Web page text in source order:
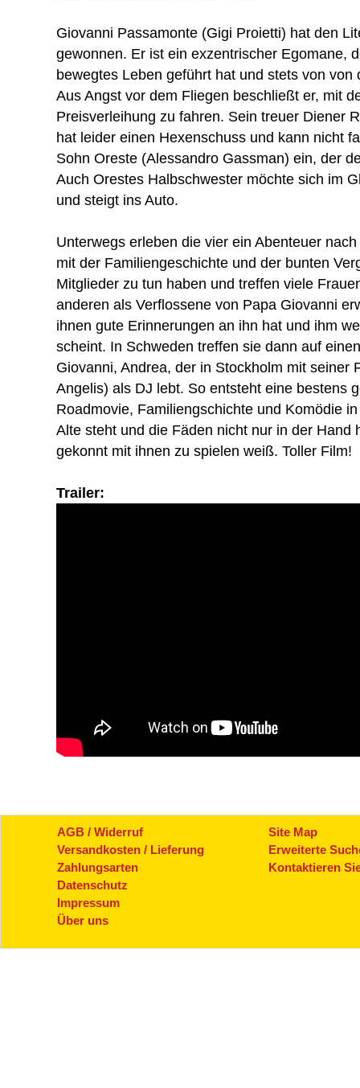
Giovanni Passamonte (Gigi Proietti) hat den
gewonnen. Er ist ein exzentrischer Egomane,
bewegtes Leben geführt hat und stets von
Aus Angst vor dem Fliegen beschließt er, mit
Preisverleihung zu fahren. Sein treuer Diener
hat leider einen Hexenschuss und kann nicht
Sohn Oreste (Alessandro Gassman) ein, der
Auch Orestes Halbschwester möchte sich im
und steigt ins Auto.
Unterwegs erleben die vier ein Abenteuer
mit der Familiengeschichte und der bunten
Mitglieder zu tun haben und treffen viele
anderen als Verflossene von Papa Giovanni
ihnen gute Erinnerungen an ihn hat und ihm
scheint. In Schweden treffen sie dann auf
Giovanni, Andrea, der in Stockholm mit seiner
Angelis) als DJ lebt. So entsteht eine bestens
Roadmovie, Familiengschichte und Komödie
Alte steht und die Fäden nicht nur in der Hand
gekonnt mit ihnen zu spielen weiß. Toller Film!
Trailer:
AGB / Widerruf
Versandkosten / Lieferung
Zahlungsarten
Datenschutz
Impressum
Über uns
Site Map
Erweiterte
Kontaktieren